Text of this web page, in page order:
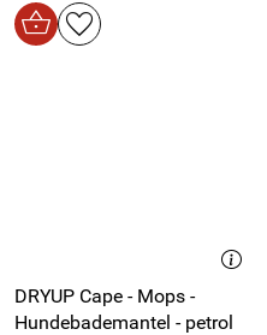
DRYUP Cape - Mops -
Hundebademantel - petrol